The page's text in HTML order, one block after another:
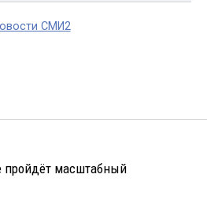
СМИ2
пройдёт масштабный